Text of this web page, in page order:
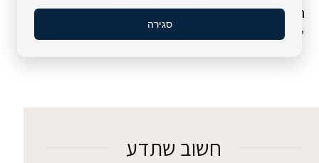
סגירה
הכיסא המפורסם Variable™ (ואריאבל), שנקרא בעבר
"Balans".
חשוב שתדע